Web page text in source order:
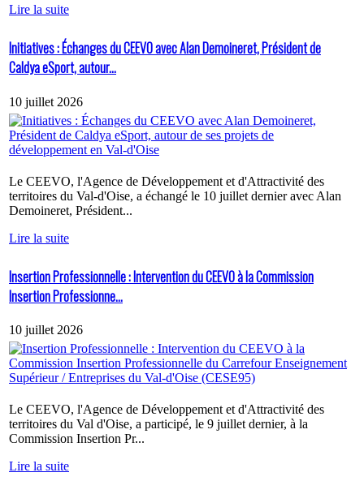
Lire la suite
Initiatives : Échanges du CEEVO avec Alan Demoineret, Président de
Caldya eSport, autour...
10 juillet 2026
Le CEEVO, l'Agence de Développement et d'Attractivité des
territoires du Val-d'Oise, a échangé le 10 juillet dernier avec Alan
Demoineret, Président...
Lire la suite
Insertion Professionnelle : Intervention du CEEVO à la Commission
Insertion Professionne...
10 juillet 2026
Le CEEVO, l'Agence de Développement et d'Attractivité des
territoires du Val d'Oise, a participé, le 9 juillet dernier, à la
Commission Insertion Pr...
Lire la suite